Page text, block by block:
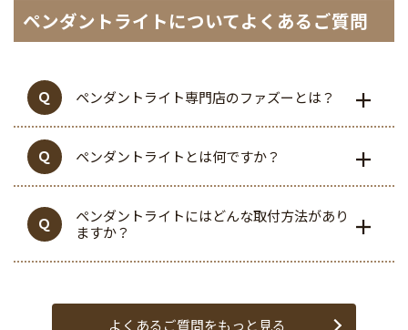
ペンダントライトについてよくあるご質問
ペンダントライト専門店のファズーとは？
ペンダントライトとは何ですか？
ペンダントライトにはどんな取付方法があり
ますか？
よくあるご質問をもっと見る